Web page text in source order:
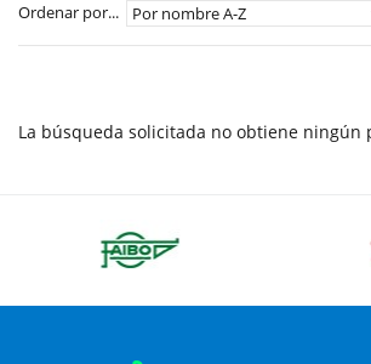
Ordenar por...
La búsqueda solicitada no obtiene ningún